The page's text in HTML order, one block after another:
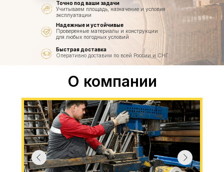
Точно под ваши задачи
Учитываем площадь, назначение и условия
эксплуатации
Надежные и устойчивые
Проверенные материалы и конструкции
для любых погодных условий
Быстрая доставка
Оперативно доставим по всей России и СНГ
О компании